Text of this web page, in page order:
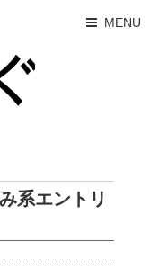
MENU
系エントリ